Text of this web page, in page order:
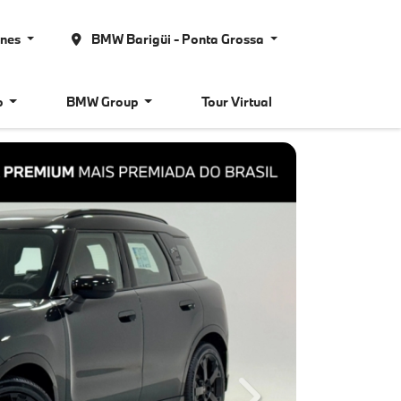
BMW Barigüi - Ponta Grossa
BMW Group Tour Virtual